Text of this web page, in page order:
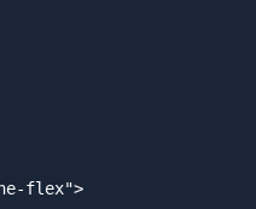
flex">